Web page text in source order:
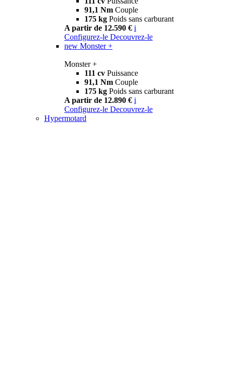
91,1 Nm Couple
175 kg Poids sans carburant
A partir de 12.590 € i
Configurez-le Decouvrez-le
new Monster +
Monster +
111 cv Puissance
91,1 Nm Couple
175 kg Poids sans carburant
A partir de 12.890 € i
Configurez-le Decouvrez-le
Hypermotard